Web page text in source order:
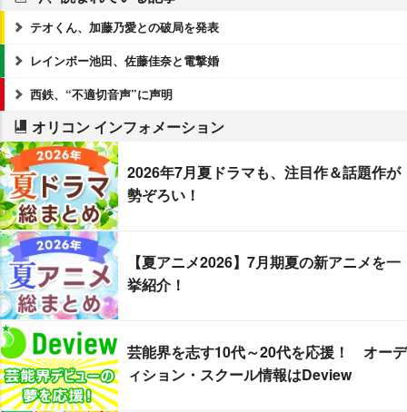
テオくん、加藤乃愛との破局を発表
レインボー池田、佐藤佳奈と電撃婚
西鉄、“不適切音声”に声明
オリコン インフォメーション
2026年7月夏ドラマも、注目作＆話題作が
勢ぞろい！
【夏アニメ2026】7月期夏の新アニメを一
挙紹介！
芸能界を志す10代～20代を応援！ オーデ
ィション・スクール情報はDeview